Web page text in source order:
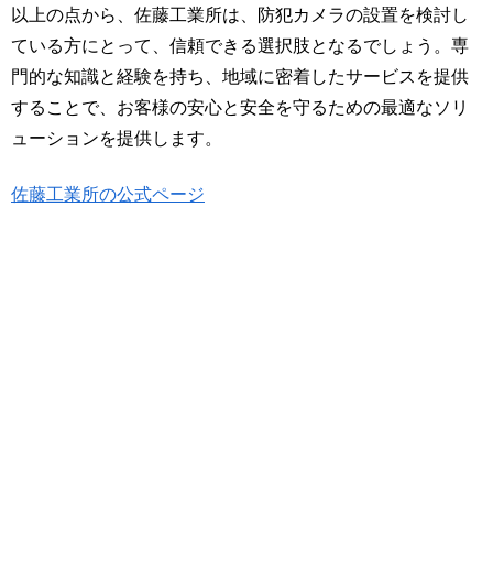
以上の点から、佐藤工業所は、防犯カメラの設置を検討し
ている方にとって、信頼できる選択肢となるでしょう。専
門的な知識と経験を持ち、地域に密着したサービスを提供
することで、お客様の安心と安全を守るための最適なソリ
ューションを提供します。
佐藤工業所の公式ページ